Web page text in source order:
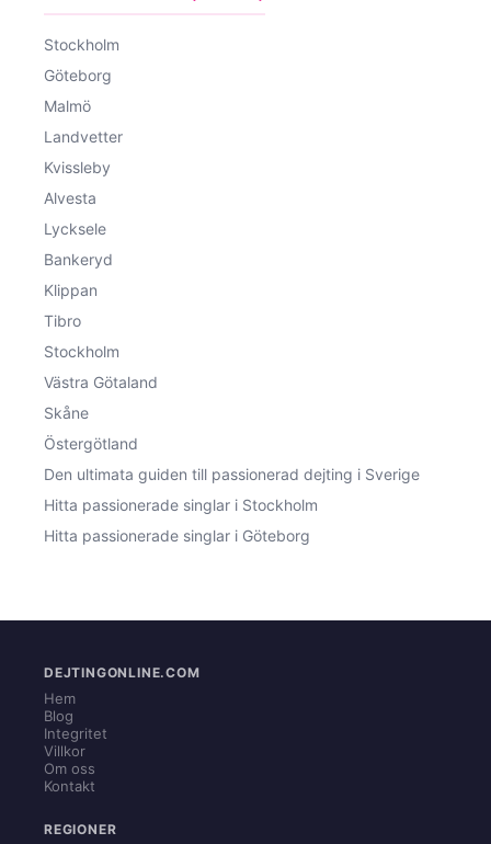
Stockholm
Göteborg
Malmö
Landvetter
Kvissleby
Alvesta
Lycksele
Bankeryd
Klippan
Tibro
Stockholm
Västra Götaland
Skåne
Östergötland
Den ultimata guiden till passionerad dejting i Sverige
Hitta passionerade singlar i Stockholm
Hitta passionerade singlar i Göteborg
DEJTINGONLINE.COM
Hem
Blog
Integritet
Villkor
Om oss
Kontakt
REGIONER